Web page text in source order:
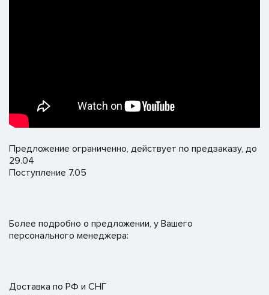
Предложение ограниченно, действует по предзаказу, до
29.04
Поступление 7.05
Более подробно о предложении, у Вашего
персонального менеджера:
Доставка по РФ и СНГ